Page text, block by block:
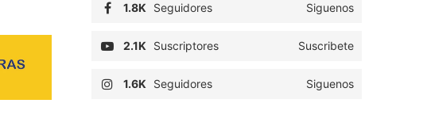
1.8K Seguidores Siguenos
2.1K Suscriptores Suscribete
1.6K Seguidores Siguenos